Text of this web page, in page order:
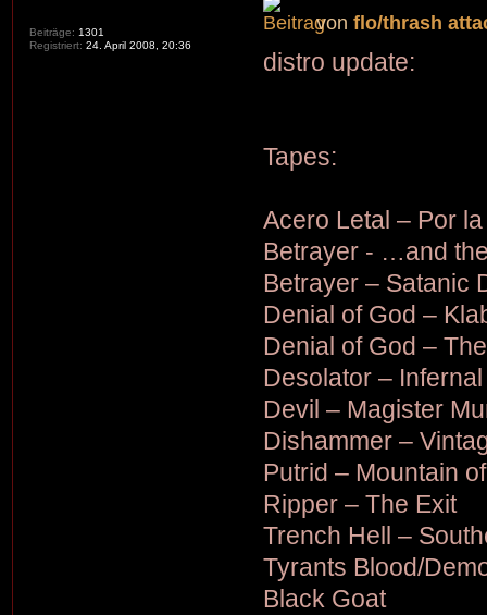
vonflo/thrash
distro update:
Tapes:
Acero Letal – Por
Betrayer - …and
Betrayer – Satanic
Denial of God –
Denial of God –
Desolator –
Devil – Magister
Dishammer –
Putrid – Mountain
Ripper – The Exit
Trench Hell –
Tyrants Blood/
Black Goat
Beiträge: 1301
Registriert: 24. April 2008, 20:36